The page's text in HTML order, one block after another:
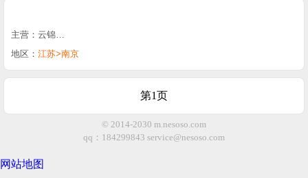
主营：云锦…
地区： 江苏>南京
第1页
© 2014-2030 m.nesoso.com
qq：184299843 service@nesoso.com
网站地图